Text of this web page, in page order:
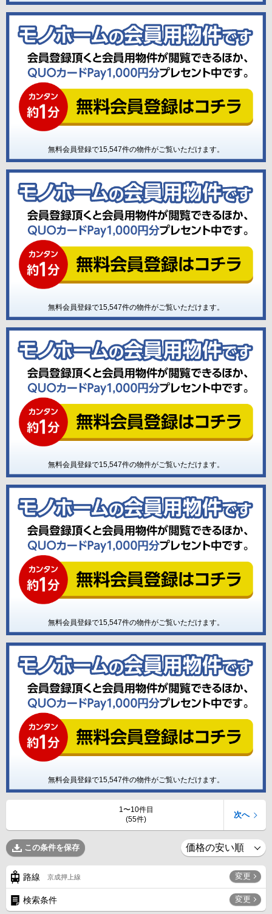
無料会員登録で15,547件の物件がご覧いただけます。
無料会員登録で15,547件の物件がご覧いただけます。
無料会員登録で15,547件の物件がご覧いただけます。
無料会員登録で15,547件の物件がご覧いただけます。
無料会員登録で15,547件の物件がご覧いただけます。
1〜10件目
(55件)
次へ
この条件を保存
路線 京成押上線 変更
検索条件 変更